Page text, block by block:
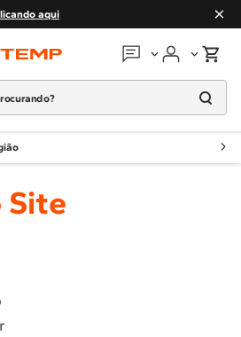
aqui
podemos
Brastemp
Site